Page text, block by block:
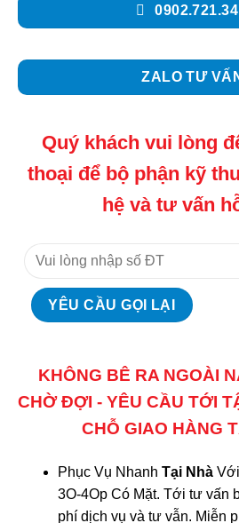
ZALO TƯ
Quý khách vui lòng
thoại để bộ phận kỹ
hệ và tư vấn
KHÔNG BÊ RA NGOÀI
CHỜ ĐỢI - YÊU CẦU TỚI
CHỖ GIAO HÀNG
Phục Vụ Nhanh Tại Nhà
3O-4Op Có Mặt. Tới tư vấn
phí dịch vụ và tư vẫn. Miễn